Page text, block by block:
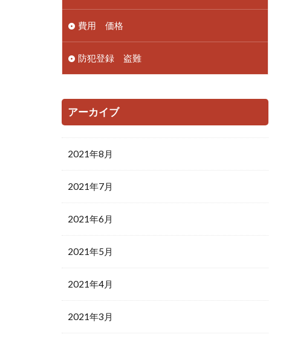
費用 価格
防犯登録 盗難
アーカイブ
2021年8月
2021年7月
2021年6月
2021年5月
2021年4月
2021年3月